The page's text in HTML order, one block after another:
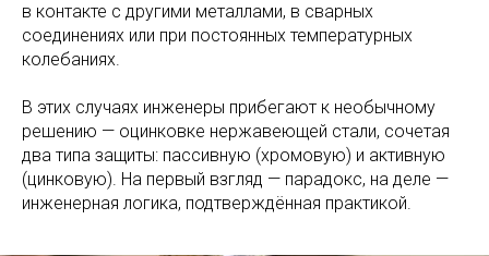
в контакте с другими металлами, в сварных
соединениях или при постоянных температурных
колебаниях.
В этих случаях инженеры прибегают к необычному
решению — оцинковке нержавеющей стали, сочетая
два типа защиты: пассивную (хромовую) и активную
(цинковую). На первый взгляд — парадокс, на деле —
инженерная логика, подтверждённая практикой.